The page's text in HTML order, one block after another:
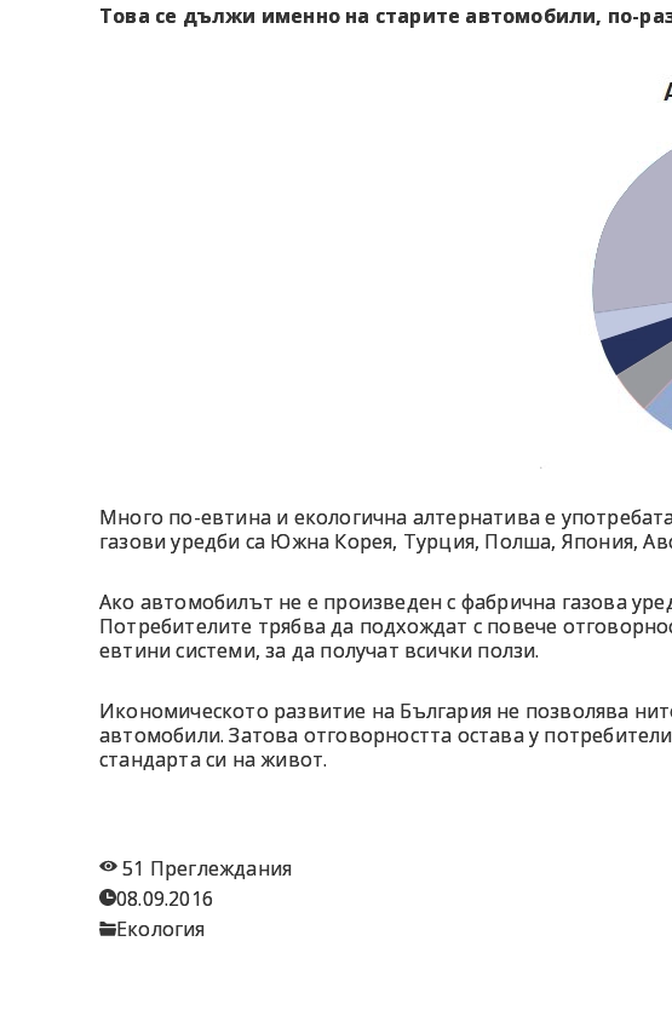
Това се дължи именно на старите автомобили, по-
Много по-евтина и екологична алтернатива е
газови уредби са Южна Корея, Турция, Полша, Япония,
Ако автомобилът не е произведен с фабрична газова
Потребителите трябва да подхождат с повече
евтини системи, за да получат всички ползи.
Икономическото развитие на България не позволява
автомобили. Затова отговорността остава у
стандарта си на живот.
51 Преглеждания
08.09.2016
Екология